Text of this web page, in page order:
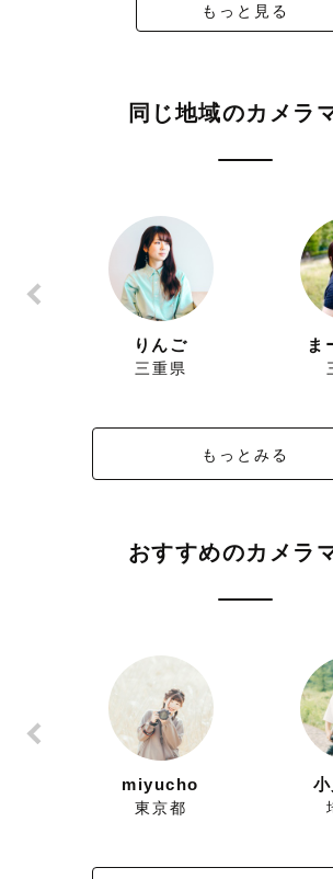
もっと見る
同じ地域のカメラ
りんご
三重県
ま
もっとみる
おすすめのカメラ
miyucho
東京都